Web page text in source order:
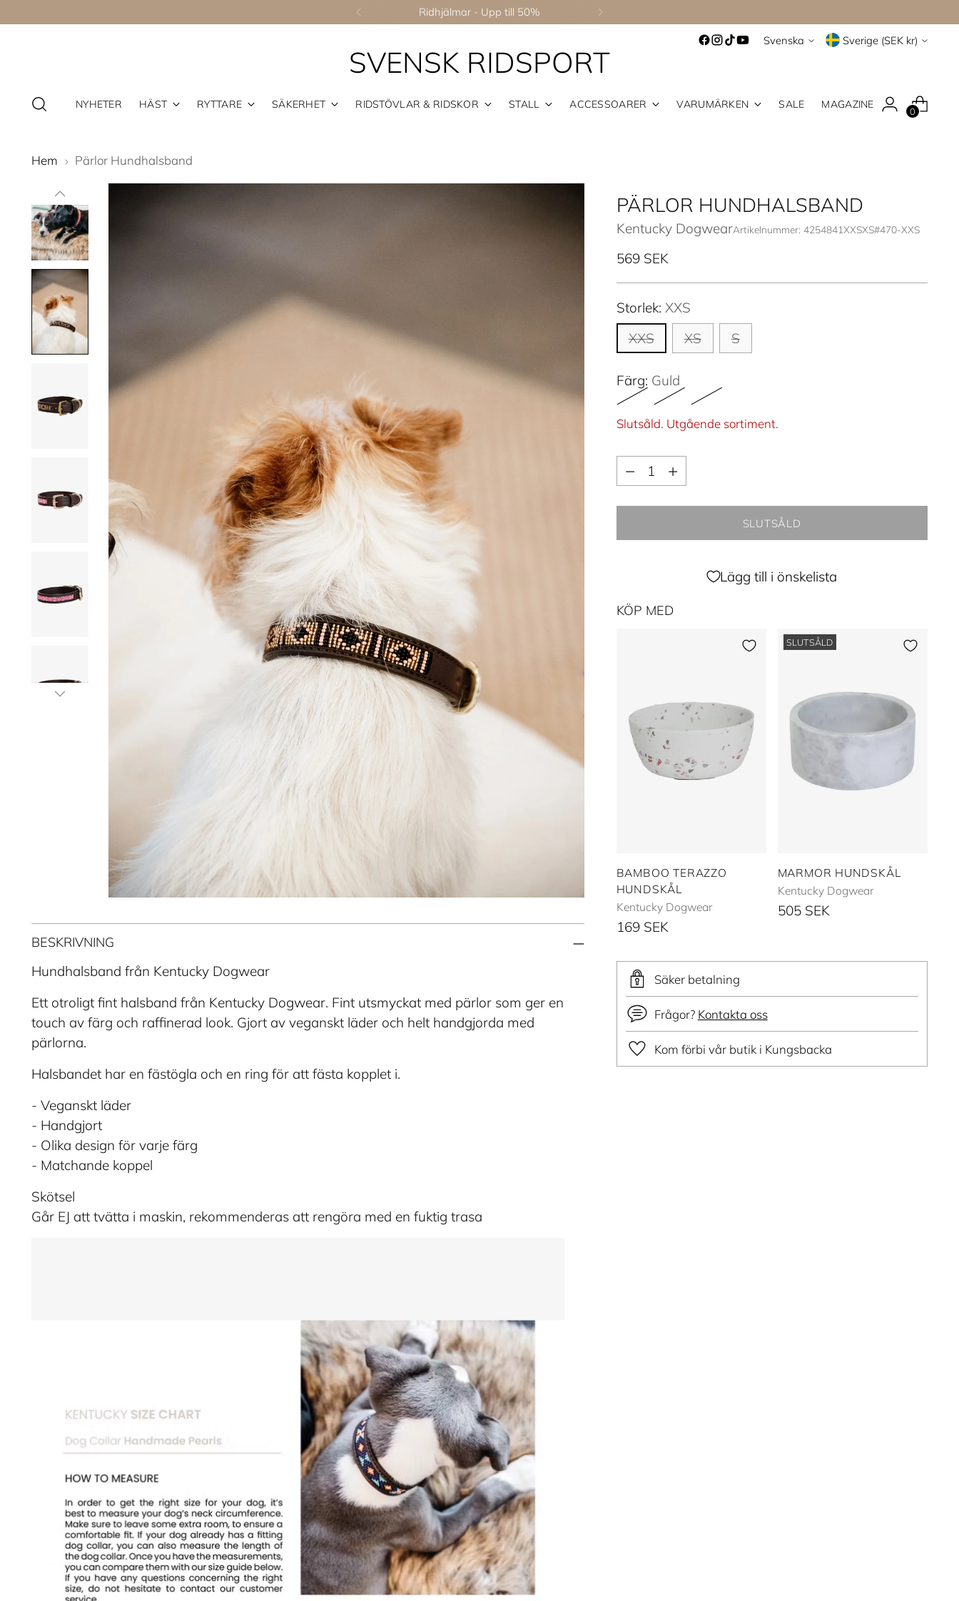
Ridhjälmar - Upp till 50%
Språk
Svenska Valuta Sverige (SEK kr)
SVENSK RIDSPORT
NYHETER HÄST RYTTARE SÄKERHET RIDSTÖVLAR & RIDSKOR STALL ACCESSOARER VARUMÄRKEN SALE MAGAZINE
0
Hem Pärlor Hundhalsband
BESKRIVNING
Hundhalsband från Kentucky Dogwear
Ett otroligt fint halsband från Kentucky Dogwear. Fint utsmyckat med pärlor som ger en
touch av färg och raffinerad look. Gjort av veganskt läder och helt handgjorda med
pärlorna.
Halsbandet har en fästögla och en ring för att fästa kopplet i.
- Veganskt läder
- Handgjort
- Olika design för varje färg
- Matchande koppel
Skötsel
Går EJ att tvätta i maskin, rekommenderas att rengöra med en fuktig trasa
PÄRLOR HUNDHALSBAND
Kentucky DogwearArtikelnummer: 4254841XXSXS#470-XXS
Ordinarie
569 SEK
Storlek: XXS
XXS
XS S
Färg: Guld
Slutsåld. Utgående sortiment.
Kvantitet
Kvantitet
SLUTSÅLD
Lägg till i önskelista
KÖP MED
BAMBOO TERAZZO
HUNDSKÅL
Kentucky Dogwear
169 SEK
SLUTSÅLD
MARMOR HUNDSKÅL
Kentucky Dogwear
505 SEK
Säker betalning
Frågor? Kontakta oss
Kom förbi vår butik i Kungsbacka